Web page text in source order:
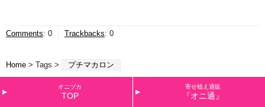
Comments: 0 Trackbacks: 0
Home > Tags > プチマカロン
オニヅカ
TOP
寄せ植え通販
『オニ通』